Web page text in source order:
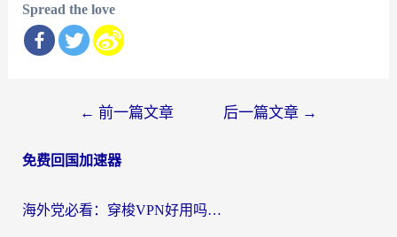
Spread the love
导
← 前一篇文章 后一篇文章 →
免费回国加速器
海外党必看：穿梭VPN好用吗？和云帆VPN对比哪个回国效果更好？附真实测评+避坑指南